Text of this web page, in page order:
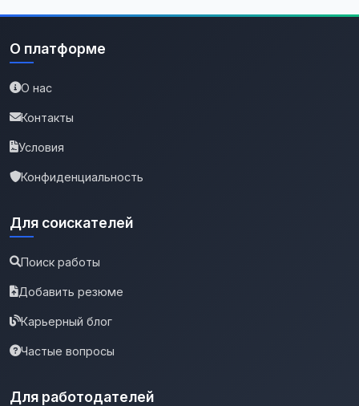
О платформе
О нас
Контакты
Условия
Конфиденциальность
Для соискателей
Поиск работы
Добавить резюме
Карьерный блог
Частые вопросы
Для работодателей